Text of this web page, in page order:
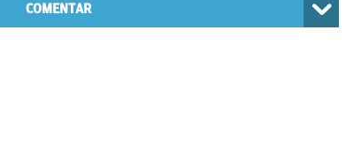
COMENTAR